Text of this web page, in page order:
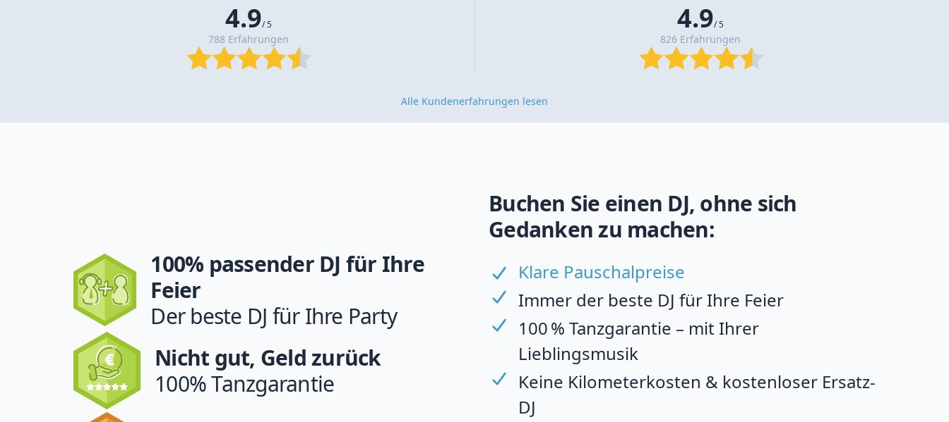
4.9/ 5
788 Erfahrungen
4.9/ 5
826 Erfahrungen
Alle Kundenerfahrungen lesen
100% passender DJ für Ihre
Feier
Der beste DJ für Ihre Party
Nicht gut, Geld zurück
100% Tanzgarantie
Buchen Sie einen DJ, ohne sich
Gedanken zu machen:
Klare Pauschalpreise
Immer der beste DJ für Ihre Feier
100 % Tanzgarantie – mit Ihrer
Lieblingsmusik
Keine Kilometerkosten & kostenloser Ersatz-
DJ